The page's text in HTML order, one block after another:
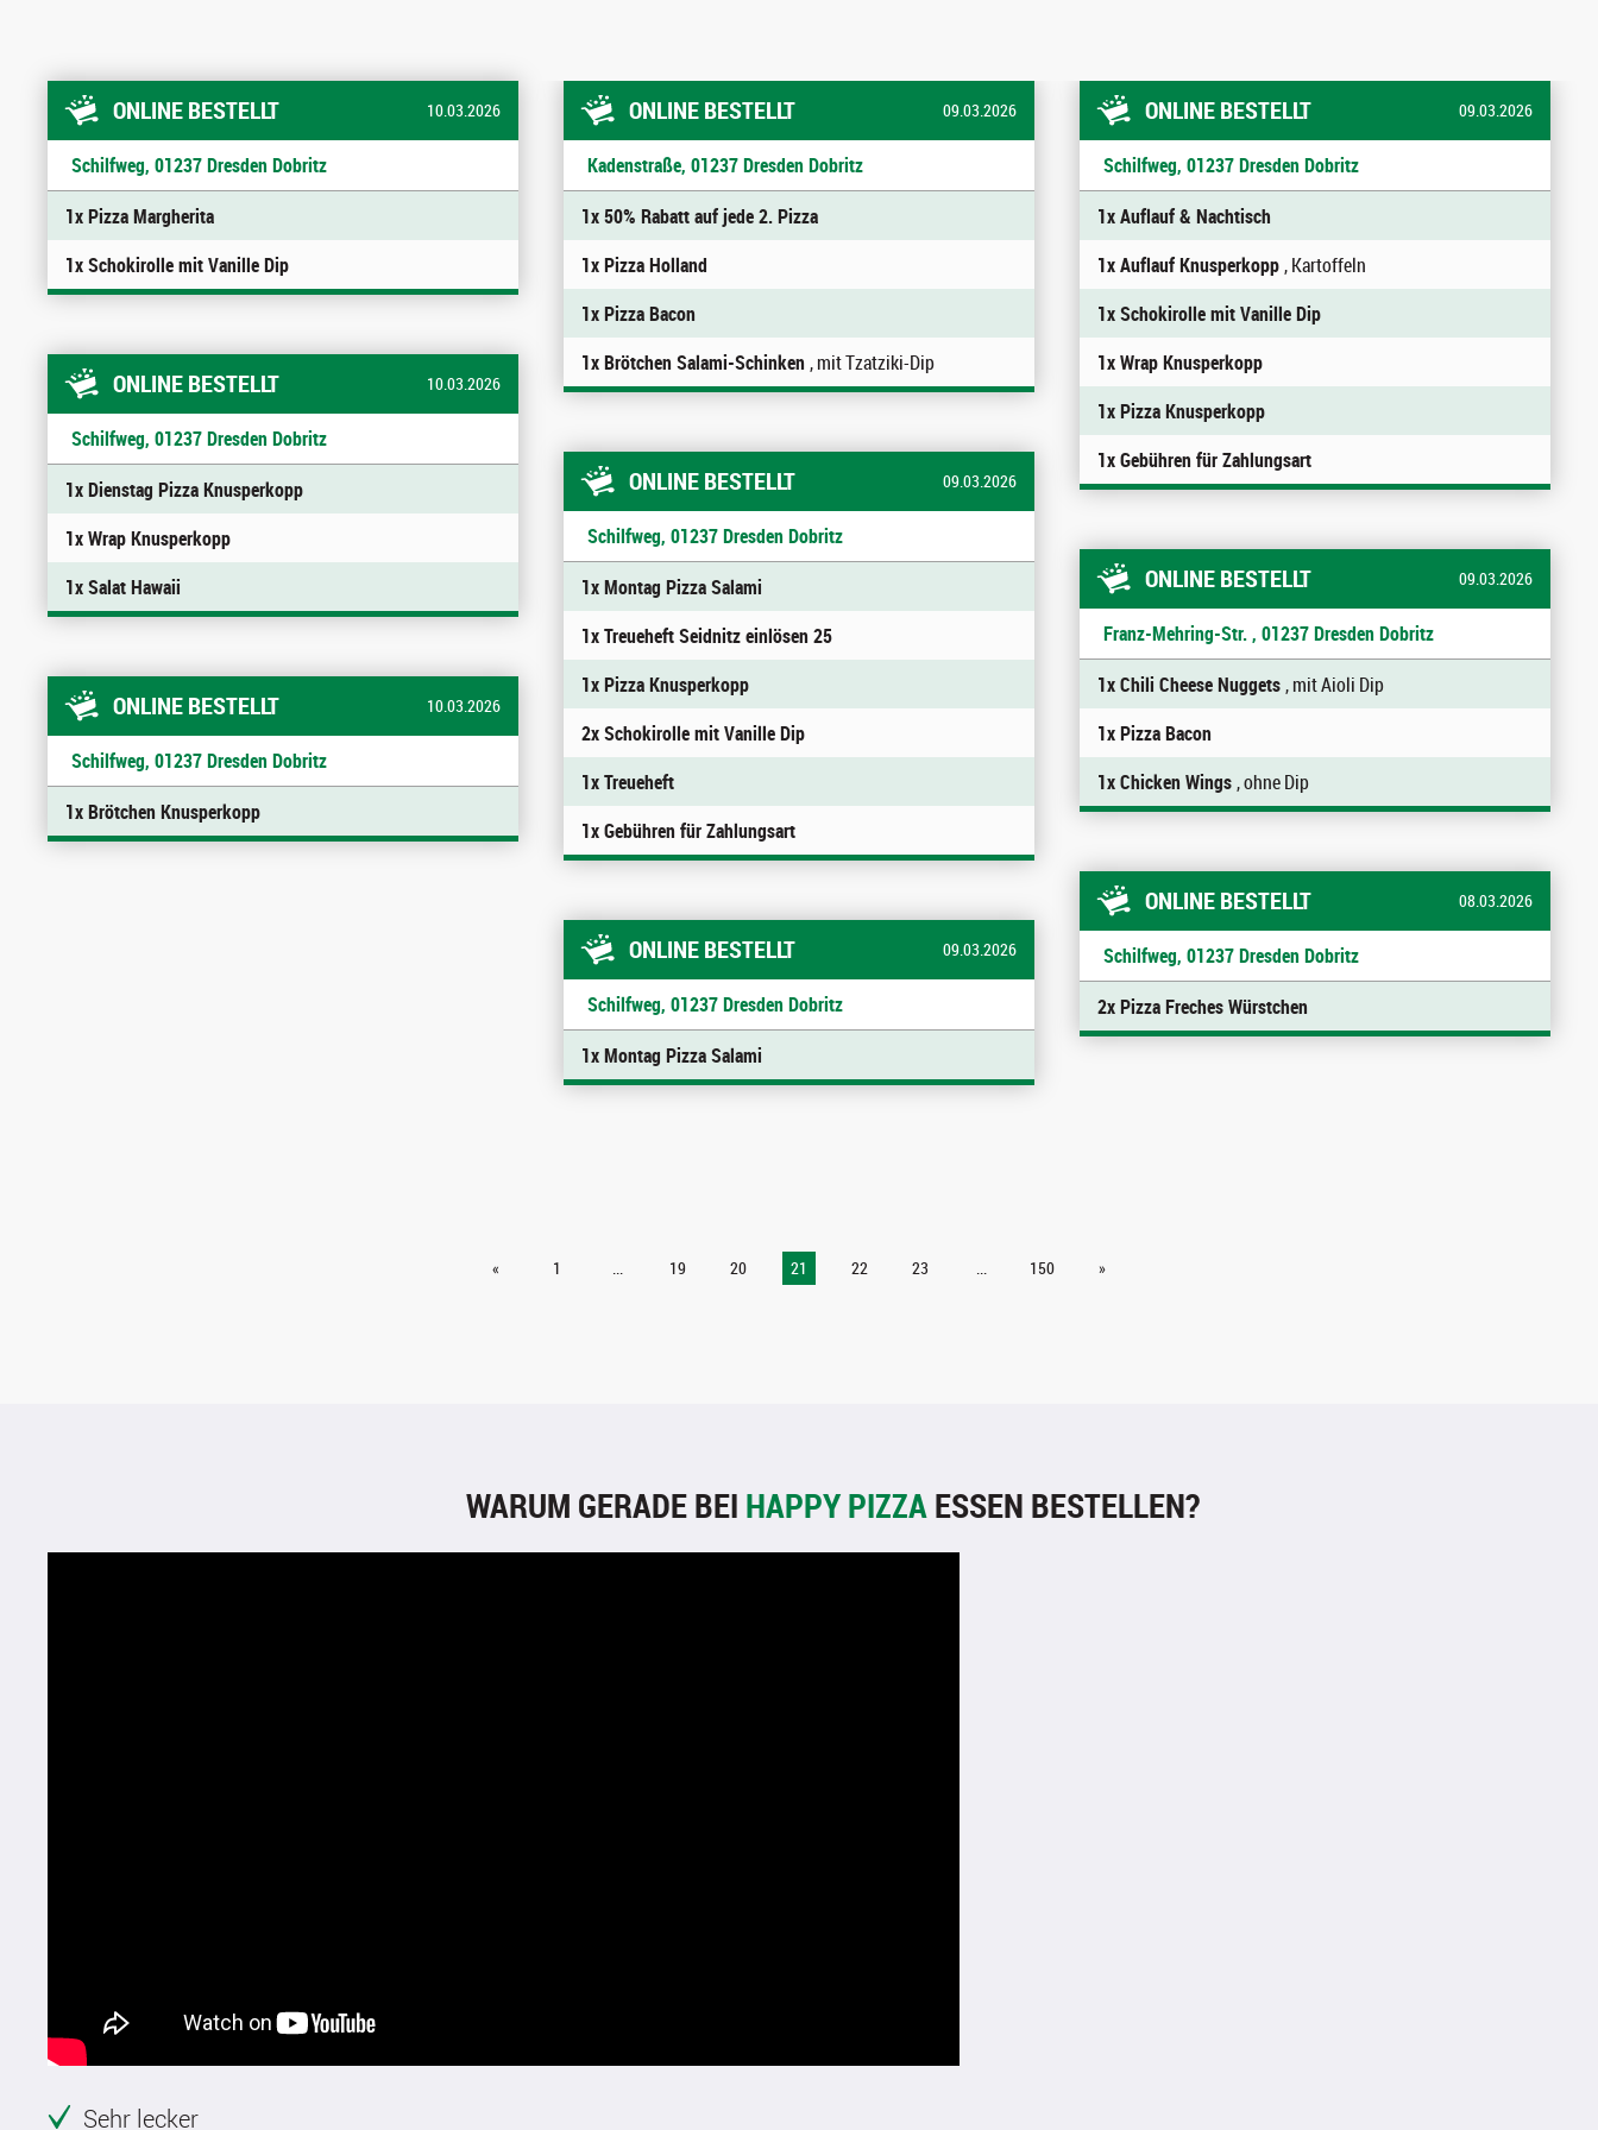
ONLINE BESTELLT 10.03.2026
Schilfweg, 01237 Dresden Dobritz
1x Pizza Margherita
1x Schokirolle mit Vanille Dip
ONLINE BESTELLT 10.03.2026
Schilfweg, 01237 Dresden Dobritz
1x Dienstag Pizza Knusperkopp
1x Wrap Knusperkopp
1x Salat Hawaii
ONLINE BESTELLT 10.03.2026
Schilfweg, 01237 Dresden Dobritz
1x Brötchen Knusperkopp
ONLINE BESTELLT 09.03.2026
Kadenstraße, 01237 Dresden Dobritz
1x 50% Rabatt auf jede 2. Pizza
1x Pizza Holland
1x Pizza Bacon
1x Brötchen Salami-Schinken, mit Tzatziki-Dip
ONLINE BESTELLT 09.03.2026
Schilfweg, 01237 Dresden Dobritz
1x Montag Pizza Salami
1x Treueheft Seidnitz einlösen 25
1x Pizza Knusperkopp
2x Schokirolle mit Vanille Dip
1x Treueheft
1x Gebühren für Zahlungsart
ONLINE BESTELLT 09.03.2026
Schilfweg, 01237 Dresden Dobritz
1x Montag Pizza Salami
ONLINE BESTELLT 09.03.2026
Schilfweg, 01237 Dresden Dobritz
1x Auflauf & Nachtisch
1x Auflauf Knusperkopp, Kartoffeln
1x Schokirolle mit Vanille Dip
1x Wrap Knusperkopp
1x Pizza Knusperkopp
1x Gebühren für Zahlungsart
ONLINE BESTELLT 09.03.2026
Franz-Mehring-Str. , 01237 Dresden Dobritz
1x Chili Cheese Nuggets, mit Aioli Dip
1x Pizza Bacon
1x Chicken Wings, ohne Dip
ONLINE BESTELLT 08.03.2026
Schilfweg, 01237 Dresden Dobritz
2x Pizza Freches Würstchen
« 1 ... 19 20 21 22 23 ... 150 »
WARUM GERADE BEI HAPPY PIZZAESSEN BESTELLEN?
Sehr lecker